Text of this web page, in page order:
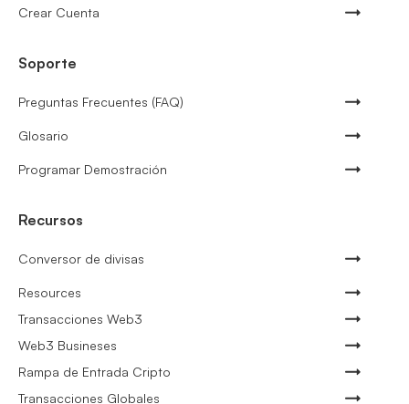
Crear Cuenta
Soporte
Preguntas Frecuentes (FAQ)
Glosario
Programar Demostración
Recursos
Conversor de divisas
Resources
Transacciones Web3
Web3 Busineses
Rampa de Entrada Cripto
Transacciones Globales